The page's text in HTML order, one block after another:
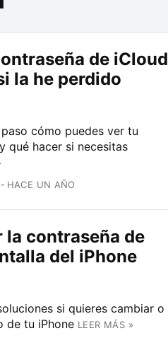
de iCloud
la he perdido
cómo puedes ver tu
qué hacer si necesitas
HACE UN AÑO
la contraseña de
del iPhone
si quieres cambiar o
de tu iPhone LEER MÁS »